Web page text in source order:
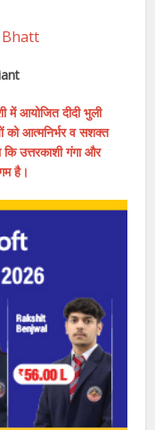
में आयोजित दीदी भुली
को आत्मनिर्भर व सशक्त
उत्तरकाशी गंगा और
है।